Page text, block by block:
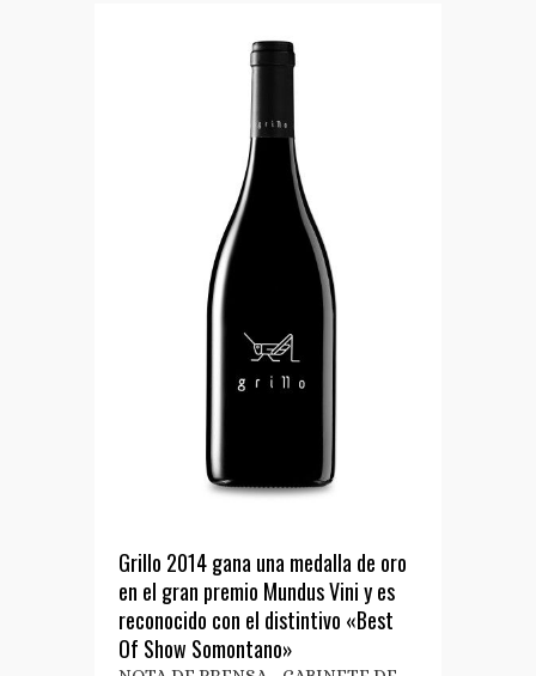
Grillo 2014 gana una medalla de oro
en el gran premio Mundus Vini y es
reconocido con el distintivo «Best
Of Show Somontano»